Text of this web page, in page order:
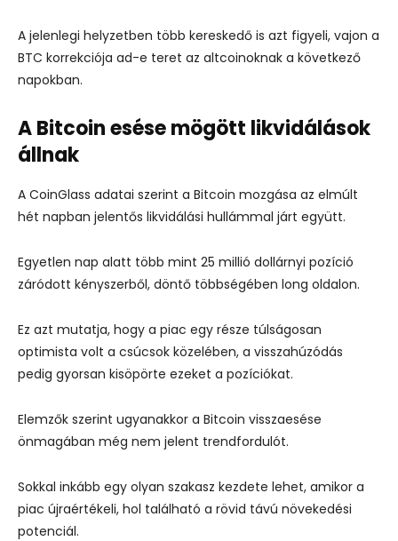
A jelenlegi helyzetben több kereskedő is azt figyeli, vajon a
BTC korrekciója ad-e teret az altcoinoknak a következő
napokban.
A Bitcoin esése mögött likvidálások
állnak
A CoinGlass adatai szerint a Bitcoin mozgása az elmúlt
hét napban jelentős likvidálási hullámmal járt együtt.
Egyetlen nap alatt több mint 25 millió dollárnyi pozíció
záródott kényszerből, döntő többségében long oldalon.
Ez azt mutatja, hogy a piac egy része túlságosan
optimista volt a csúcsok közelében, a visszahúzódás
pedig gyorsan kisöpörte ezeket a pozíciókat.
Elemzők szerint ugyanakkor a Bitcoin visszaesése
önmagában még nem jelent trendfordulót.
Sokkal inkább egy olyan szakasz kezdete lehet, amikor a
piac újraértékeli, hol található a rövid távú növekedési
potenciál.